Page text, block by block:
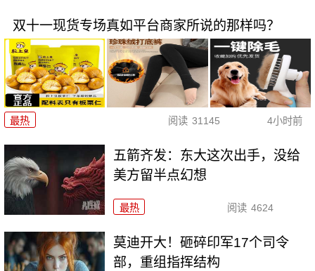
双十一现货专场真如平台商家所说的那样吗？
最热 阅读 31145 4小时前
五箭齐发：东大这次出手，没给
美方留半点幻想
最热 阅读 4624
莫迪开大！砸碎印军17个司令
部，重组指挥结构